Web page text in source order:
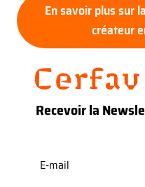
En savoir plus sur
créateur
Recevoir la
mail(Nécessaire)